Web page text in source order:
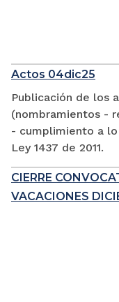
Actos 04dic25
Publicación de los
(nombramientos -
- cumplimiento a
Ley 1437 de 2011.
CIERRE
VACACIONES